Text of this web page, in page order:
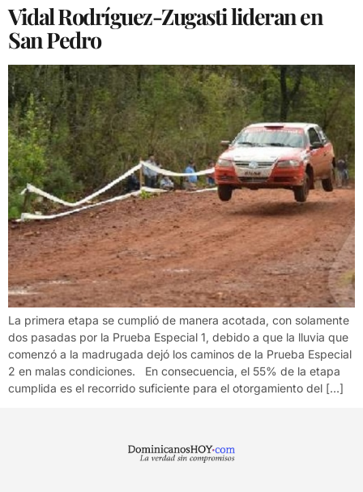
Vidal Rodríguez-Zugasti lideran en
San Pedro
La primera etapa se cumplió de manera acotada, con solamente
dos pasadas por la Prueba Especial 1, debido a que la lluvia que
comenzó a la madrugada dejó los caminos de la Prueba Especial
2 en malas condiciones. En consecuencia, el 55% de la etapa
cumplida es el recorrido suficiente para el otorgamiento del […]